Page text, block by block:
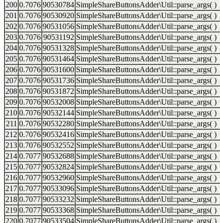
200 0.7076 90530784 SimpleShareButtonsAdder\Util::parse_args( )
201 0.7076 90530920 SimpleShareButtonsAdder\Util::parse_args( )
202 0.7076 90531056 SimpleShareButtonsAdder\Util::parse_args( )
203 0.7076 90531192 SimpleShareButtonsAdder\Util::parse_args( )
204 0.7076 90531328 SimpleShareButtonsAdder\Util::parse_args( )
205 0.7076 90531464 SimpleShareButtonsAdder\Util::parse_args( )
206 0.7076 90531600 SimpleShareButtonsAdder\Util::parse_args( )
207 0.7076 90531736 SimpleShareButtonsAdder\Util::parse_args( )
208 0.7076 90531872 SimpleShareButtonsAdder\Util::parse_args( )
209 0.7076 90532008 SimpleShareButtonsAdder\Util::parse_args( )
210 0.7076 90532144 SimpleShareButtonsAdder\Util::parse_args( )
211 0.7076 90532280 SimpleShareButtonsAdder\Util::parse_args( )
212 0.7076 90532416 SimpleShareButtonsAdder\Util::parse_args( )
213 0.7076 90532552 SimpleShareButtonsAdder\Util::parse_args( )
214 0.7077 90532688 SimpleShareButtonsAdder\Util::parse_args( )
215 0.7077 90532824 SimpleShareButtonsAdder\Util::parse_args( )
216 0.7077 90532960 SimpleShareButtonsAdder\Util::parse_args( )
217 0.7077 90533096 SimpleShareButtonsAdder\Util::parse_args( )
218 0.7077 90533232 SimpleShareButtonsAdder\Util::parse_args( )
219 0.7077 90533368 SimpleShareButtonsAdder\Util::parse_args( )
220 0.7077 90533504 SimpleShareButtonsAdder\Util::parse_args( )